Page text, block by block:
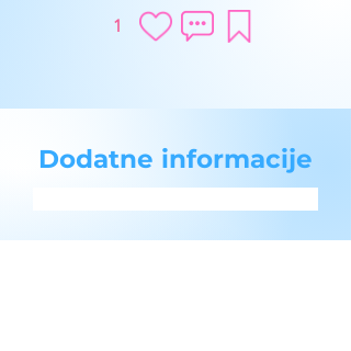
1
Dodatne informacije